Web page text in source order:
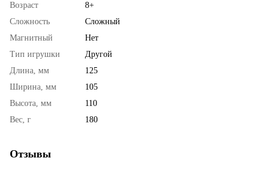
Возраст
8+
Сложность
Сложный
Магнитный
Нет
Тип игрушки
Другой
Длина, мм
125
Ширина, мм
105
Высота, мм
110
Вес, г
180
Отзывы